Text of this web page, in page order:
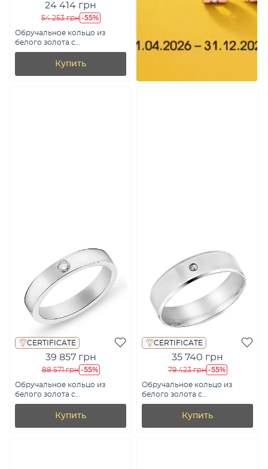
24 414 грн
54 253 грн -55%
Обручальное кольцо из
белого золота с
бриллиантом (арт. К239182б)
Купить
CERTIFICATE
39 857 грн
88 571 грн -55%
Обручальное кольцо из
белого золота с
бриллиантом (арт.
К239221005б)Купить
CERTIFICATE
35 740 грн
79 423 грн -55%
Обручальное кольцо из
белого золота с
бриллиантом (арт. К239194б)
Купить